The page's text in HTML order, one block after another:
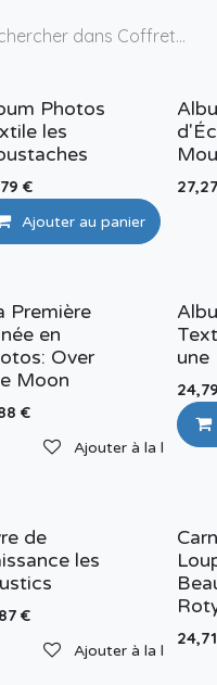
Photos
les
€
Ajouter au panier
27,27
Première
en
Over
Moon
€
Ajouter à la liste de
une
24,79
de
les
€
Ajouter à la liste de
24,71